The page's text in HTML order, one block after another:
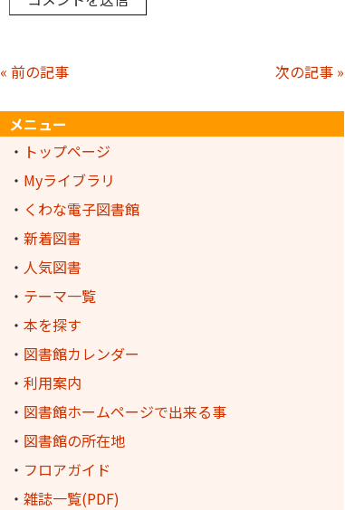
« 前の記事 次の記事 »
メニュー
・ トップページ
・ Myライブラリ
・ くわな電子図書館
・ 新着図書
・ 人気図書
・ テーマ一覧
・ 本を探す
・ 図書館カレンダー
・ 利用案内
・ 図書館ホームページで出来る事
・ 図書館の所在地
・ フロアガイド
・ 雑誌一覧(PDF)